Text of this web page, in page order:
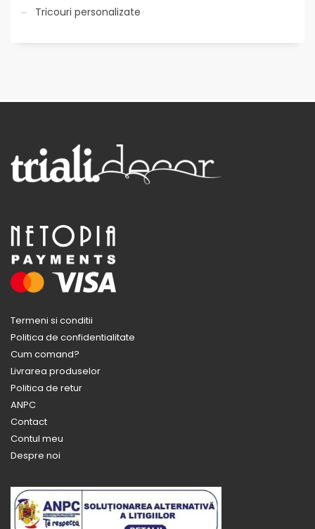
Tricouri personalizate
Termeni si conditii
Politica de confidentialitate
Cum comand?
Livrarea produselor
Politica de retur
ANPC
Contact
Contul meu
Despre noi